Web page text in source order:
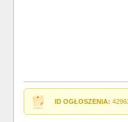
ID OGŁOSZENIA: